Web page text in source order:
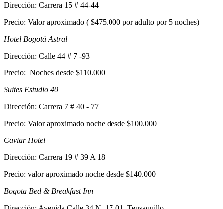
Dirección: Carrera 15 # 44-44
Precio: Valor aproximado ( $475.000 por adulto por 5 noches)
Hotel Bogotá Astral
Dirección: Calle 44 # 7 -93
Precio: Noches desde $110.000
Suites Estudio 40
Dirección: Carrera 7 # 40 - 77
Precio: Valor aproximado noche desde $100.000
Caviar Hotel
Dirección: Carrera 19 # 39 A 18
Precio: valor aproximado noche desde $140.000
Bogota Bed & Breakfast Inn